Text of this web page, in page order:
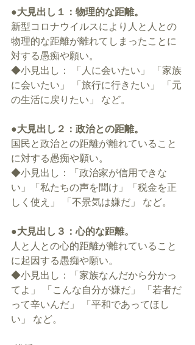
●大見出し１：物理的な距離。
新型コロナウイルスにより人と人との
物理的な距離が離れてしまったことに
対する愚痴や願い。
◆小見出し： 「人に会いたい」 「家族
に会いたい」 「旅行に行きたい」 「元
の生活に戻りたい」 など。
●大見出し２：政治との距離。
国民と政治との距離が離れていること
に対する愚痴や願い。
◆小見出し：「政治家が信用できな
い」「私たちの声を聞け」「税金を正
しく使え」 「不景気は嫌だ」 など。
●大見出し３：心的な距離。
人と人との心的距離が離れていること
に起因する愚痴や願い。
◆小見出し：「家族なんだから分かっ
てよ」 「こんな自分が嫌だ」 「若者だ
って辛いんだ」 「平和であってほし
い」 など。